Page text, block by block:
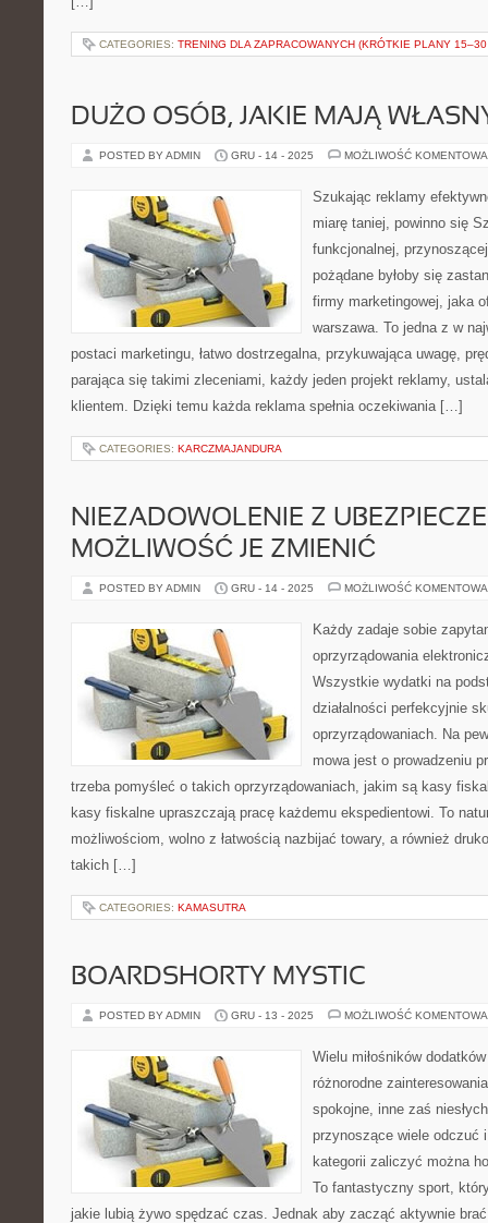
CATEGORIES: TRENING DLA ZAPRACOWANYCH (KRÓTKIE PLANY
DUŻO OSÓB, JAKIE MAJĄ
POSTED BY ADMIN GRU - 14 - 2025 MOŻLIWOŚĆ
Szukając reklamy
miarę taniej, powinno się
funkcjonalnej,
pożądane byłoby się
firmy marketingowej, jaka
warszawa. To jedna z w
postaci marketingu, łatwo dostrzegalna, przykuwająca uwagę,
parająca się takimi zleceniami, każdy jeden projekt reklamy,
klientem. Dzięki temu każda reklama spełnia oczekiwania […]
CATEGORIES: KARCZMAJANDURA
NIEZADOWOLENIE Z
MOŻLIWOŚĆ JE ZMIENIĆ
POSTED BY ADMIN GRU - 14 - 2025 MOŻLIWOŚĆ
Każdy zadaje sobie
oprzyrządowania
Wszystkie wydatki na
działalności perfekcyjnie
oprzyrządowaniach. Na
mowa jest o prowadzeniu
trzeba pomyśleć o takich oprzyrządowaniach, jakim są kasy
kasy fiskalne upraszczają pracę każdemu ekspedientowi. To
możliwościom, wolno z łatwością nazbijać towary, a również
takich […]
CATEGORIES: KAMASUTRA
BOARDSHORTY MYSTIC
POSTED BY ADMIN GRU - 13 - 2025 MOŻLIWOŚĆ
Wielu miłośników
różnorodne
spokojne, inne zaś
przynoszące wiele odczuć
kategorii zaliczyć można
To fantastyczny sport,
jakie lubią żywo spędzać czas. Jednak aby zacząć aktywnie